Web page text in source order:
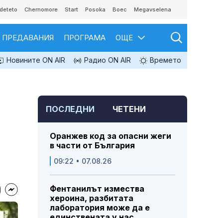
Chernomore Start Posoka Boec Megavselena
ПРЕДАВАНИЯ ПРОГРАМА ОЩЕ
Новините ON AIR Радио ON AIR Времето
ПОСЛЕДНИ ЧЕТЕНИ
Оранжев код за опасни жеги
в части от България
09:22 • 07.08.26
Фентанилът измества
хероина, разбитата
лаборатория може да е